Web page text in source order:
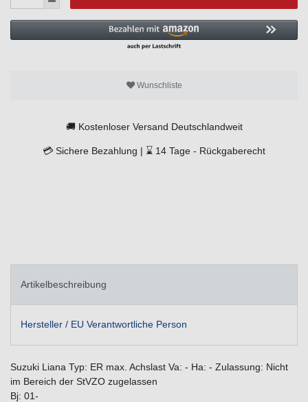
Wunschliste
🚚 Kostenloser Versand Deutschlandweit
💳 Sichere Bezahlung | ⌛ 14 Tage - Rückgaberecht
Artikelbeschreibung
Hersteller / EU Verantwortliche Person
Suzuki Liana Typ: ER max. Achslast Va: - Ha: - Zulassung: Nicht
im Bereich der StVZO zugelassen
Bj: 01-